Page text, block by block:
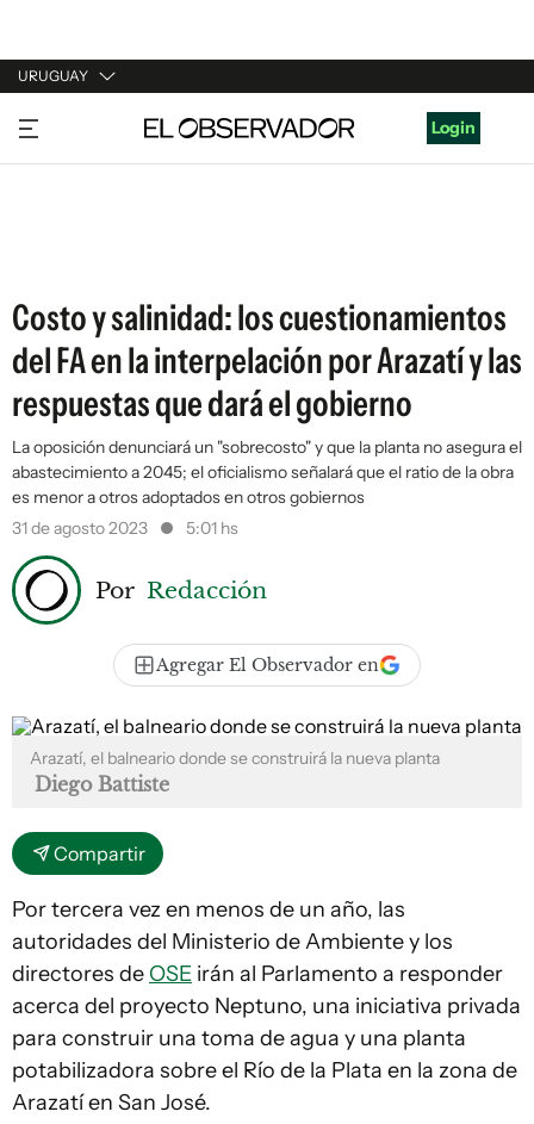
URUGUAY
URUGUAY
ARGENTINA
Login
Costo y salinidad: los cuestionamientos
del FA en la interpelación por Arazatí y las
respuestas que dará el gobierno
La oposición denunciará un "sobrecosto" y que la planta no asegura el
abastecimiento a 2045; el oficialismo señalará que el ratio de la obra
es menor a otros adoptados en otros gobiernos
31 de agosto 2023
5:01 hs
Por Redacción
Agregar El Observador en
Arazatí, el balneario donde se construirá la nueva planta
Diego Battiste
Compartir
Por tercera vez en menos de un año, las
autoridades del Ministerio de Ambiente y los
directores de OSE irán al Parlamento a responder
acerca del proyecto Neptuno, una iniciativa privada
para construir una toma de agua y una planta
potabilizadora sobre el Río de la Plata en la zona de
Arazatí en San José.